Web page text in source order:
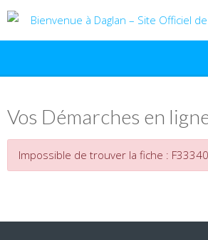
Vos Démarches en
Impossible de trouver la fiche :